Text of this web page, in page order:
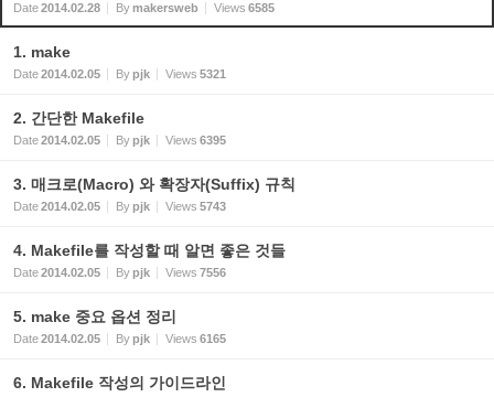
Date2014.02.28 Bymakersweb Views 6585
1. make
Date2014.02.05 Bypjk Views 5321
2. 간단한 Makefile
Date2014.02.05 Bypjk Views 6395
3. 매크로(Macro) 와 확장자(Suffix) 규칙
Date2014.02.05 Bypjk Views 5743
4. Makefile를 작성할 때 알면 좋은 것들
Date2014.02.05 Bypjk Views 7556
5. make 중요 옵션 정리
Date2014.02.05 Bypjk Views 6165
6. Makefile 작성의 가이드라인